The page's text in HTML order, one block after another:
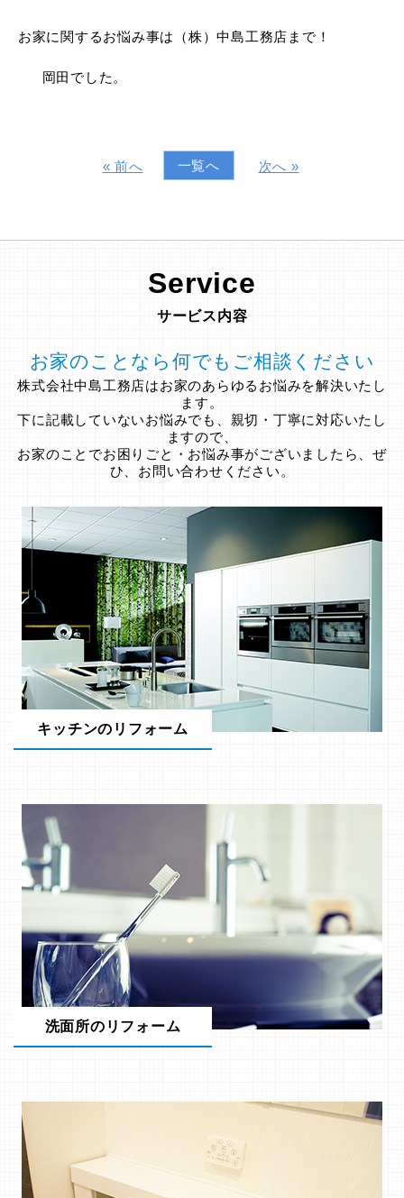
お家に関するお悩み事は（株）中島工務店まで！
岡田でした。
« 前へ 一覧へ 次へ »
Service
サービス内容
お家のことなら何でもご相談ください
株式会社中島工務店はお家のあらゆるお悩みを解決いたし
ます。
下に記載していないお悩みでも、親切・丁寧に対応いたし
ますので、
お家のことでお困りごと・お悩み事がございましたら、ぜ
ひ、お問い合わせください。
キッチンのリフォーム
洗面所のリフォーム